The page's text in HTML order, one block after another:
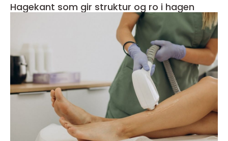
Hagekant som gir struktur og ro i hagen